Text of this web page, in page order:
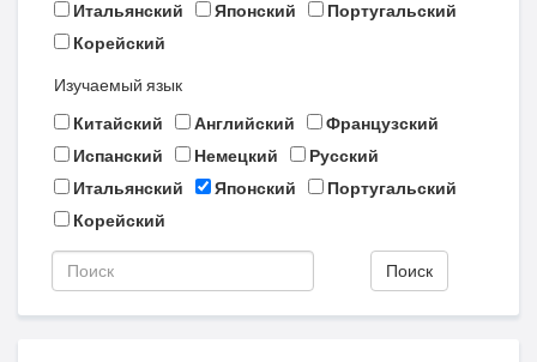
Итальянский
Японский
Португальский
Корейский
Изучаемый язык
Китайский
Английский
Французский
Испанский
Немецкий
Русский
Итальянский
Японский
Португальский
Корейский
Поиск